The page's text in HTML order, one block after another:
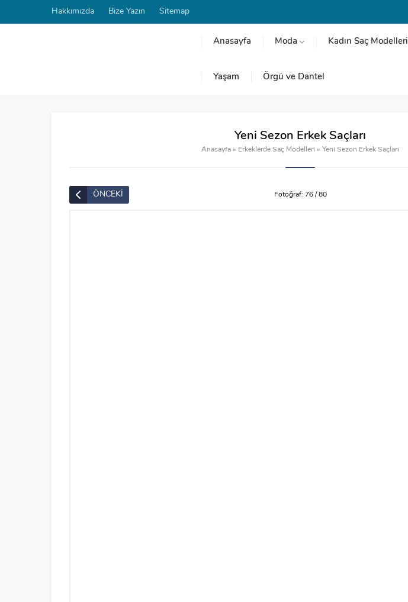
Hakkımızda Bize Yazın Sitemap
Anasayfa Moda Kadın Saç Modelleri
Yaşam Örgü ve Dantel
Yeni Sezon Erkek Saçları
Anasayfa » Erkeklerde Saç Modelleri » Yeni Sezon Erkek Saçları
ÖNCEKİ Fotoğraf: 76 / 80